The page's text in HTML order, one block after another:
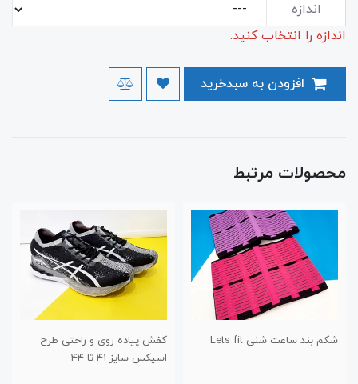
اندازه
اندازه را انتخاب کنید.
محصولات مرتبط
شکم بند ساعت شنی Lets fit
کفش پیاده روی و راحتی طرح
اسیکس سایز ۴۱ تا ۴۴